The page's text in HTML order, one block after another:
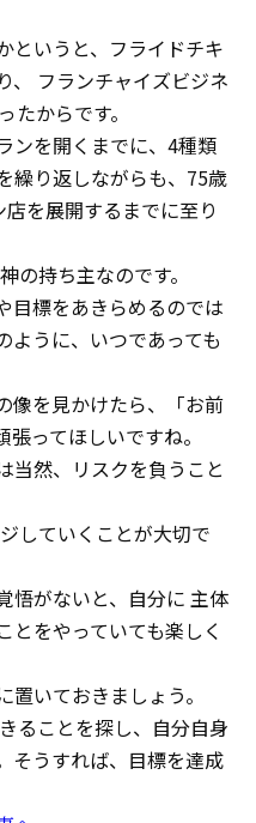
というと、フライドチキ
、 フランチャイズビジネ
からです。
ンを開くまでに、4種類
繰り返しながらも、75歳
を展開するまでに至り
の持ち主なのです。
目標をあきらめるのでは
ように、いつであっても
像を見かけたら、「お前
ってほしいですね。
当然、リスクを負うこと
していくことが大切で
悟がないと、自分に 主体
とをやっていても楽しく
いておきましょう。
ることを探し、自分自身
そうすれば、目標を達成